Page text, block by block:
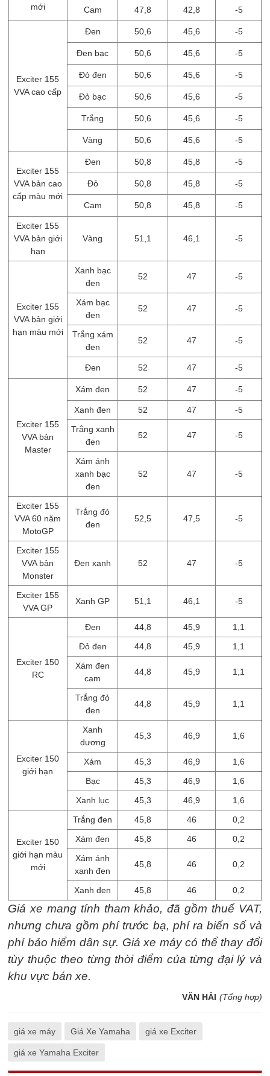
mới
Cam 47,8 42,8 -5
Exciter 155
VVA cao cấp
Đen 50,6 45,6 -5
Đen bạc 50,6 45,6 -5
Đỏ đen 50,6 45,6 -5
Đỏ bạc 50,6 45,6 -5
Trắng 50,6 45,6 -5
Vàng 50,6 45,6 -5
Exciter 155
VVA bản cao
cấp màu mới
Đen 50,8 45,8 -5
Đỏ 50,8 45,8 -5
Cam 50,8 45,8 -5
Exciter 155
VVA bản giới
hạn
Vàng 51,1 46,1 -5
Exciter 155
VVA bản giới
hạn màu mới
Xanh bạc
đen
52 47 -5
Xám bạc
đen
52 47 -5
Trắng xám
đen
52 47 -5
Đen 52 47 -5
Exciter 155
VVA bản
Master
Xám đen 52 47 -5
Xanh đen 52 47
-5
Trắng xanh
đen
52 47 -5
Xám ánh
xanh bạc
đen
52 47 -5
Exciter 155
VVA 60 năm
MotoGP
Trắng đỏ
đen
52,5 47,5 -5
Exciter 155
VVA bản
Monster
Đen xanh 52 47 -5
Exciter 155
VVA GP
Xanh GP 51,1 46,1 -5
Exciter 150
RC
Đen 44,8 45,9
1,1
Đỏ đen
44,8 45,9
1,1
Xám đen
cam
44,8 45,9 1,1
Trắng đỏ
đen
44,8 45,9 1,1
Exciter 150
giới hạn
Xanh
dương
45,3 46,9 1,6
Xám 45,3 46,9
1,6
Bạc
45,3 46,9
1,6
Xanh lục
45,3 46,9 1,6
Exciter 150
giới hạn màu
mới
Trắng đen 45,8 46
0,2
Xám đen
45,8 46
0,2
Xám ánh
xanh đen
45,8 46 0,2
Xanh đen 45,8 46 0,2
Giá xe mang tính tham khảo, đã gồm thuế VAT,
nhưng chưa gồm phí trước bạ, phí ra biển số và
phí bảo hiểm dân sự. Giá xe máy có thể thay đổi
tùy thuộc theo từng thời điểm của từng đại lý và
khu vực bán xe.
VĂN HẢI (Tổng hợp)
giá xe máy Giá Xe Yamaha giá xe Exciter
giá xe Yamaha Exciter